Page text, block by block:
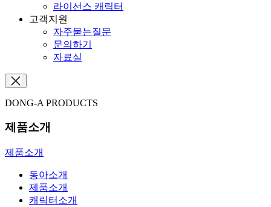
라이선스 캐릭터
고객지원
자주묻는질문
문의하기
자료실
DONG-A PRODUCTS
제품소개
제품소개
동아소개
제품소개
캐릭터소개